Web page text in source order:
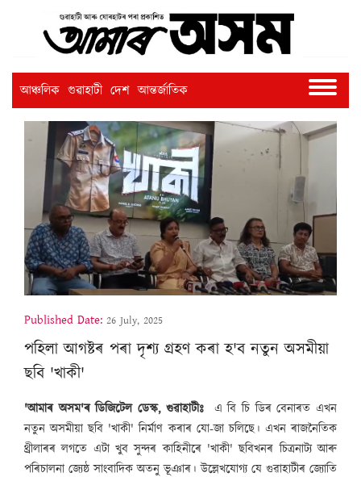
আঞ্চলিক গুৱাহাটী দেশ আন্তৰ্জাতিক
Published Date: 26 July, 2025
পহিলা আগষ্টৰ পৰা দৃশ‍্য গ্ৰহণ কৰা হ'ব নতুন অসমীয়া
ছবি 'খাকী'
'আমাৰ অসম'ৰ ডিজিটেল ডেস্ক, গুৱাহাটীঃএ বি চি ডিৰ বেনাৰত এখন
নতুন অসমীয়া ছবি 'খাকী' নিৰ্মাণ কৰাৰ যো-জা চলিছে। এখন ৰাজনৈতিক
থ্ৰীলাৰৰ লগতে এটা খুব সুন্দৰ কাহিনীৰে 'খাকী' ছবিখনৰ চিত্রনাট‍্য আৰু
পৰিচালনা জ্যেষ্ঠ সাংবাদিক অতনু ভূঞাৰ। উল্লেখযোগ্য যে গুৱাহাটীৰ জ্যোতি